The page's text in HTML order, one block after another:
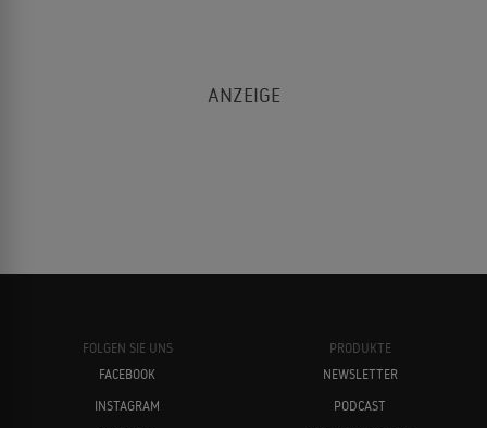
FOLGEN SIE UNS
FACEBOOK
INSTAGRAM
PRODUKTE
NEWSLETTER
PODCAST